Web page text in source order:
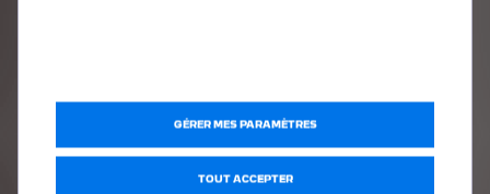
GÉRER MES PARAMÈTRES
TOUT ACCEPTER